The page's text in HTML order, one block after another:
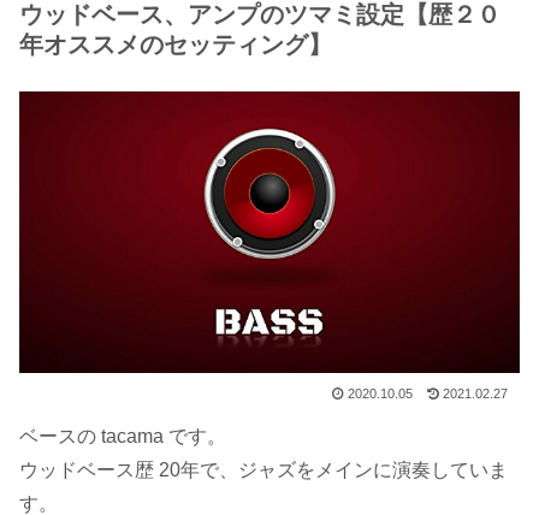
ウッドベース、アンプのツマミ設定【歴２０
年オススメのセッティング】
2020.10.05 2021.02.27
ベースの tacama です。
ウッドベース歴 20年で、ジャズをメインに演奏していま
す。